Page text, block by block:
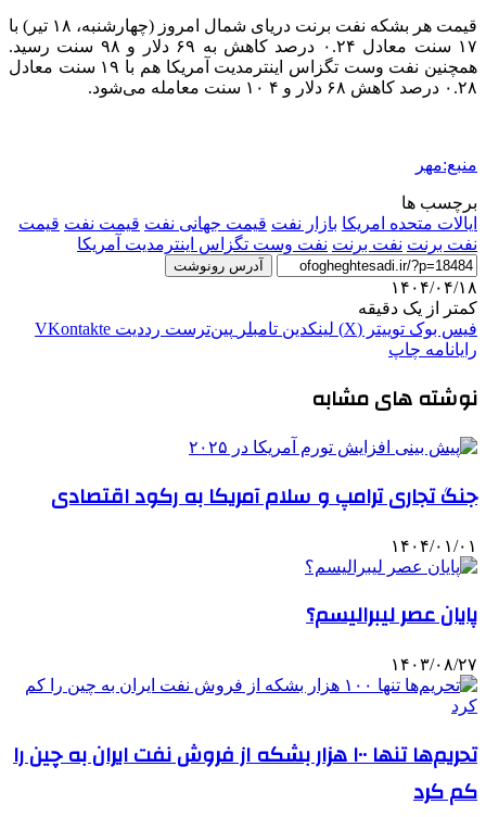
قیمت هر بشکه نفت برنت
دریای شمال امروز (چهارشنبه، ۱۸ تیر) با
۱۷ سنت معادل ۰.۲۴ درصد کاهش به ۶۹ دلار و ۹۸ سنت رسید.
همچنین نفت وست تگزاس اینترمدیت
آمریکا هم با ۱۹ سنت معادل
۰.۲۸ درصد کاهش ۶۸ دلار و ۴ ۱۰ سنت معامله می‌شود.
منبع:مهر
برچسب ها
ایالات متحده امریکا بازار نفت قیمت جهانی نفت قیمت نفت قیمت
نفت برنت نفت برنت نفت وست تگزاس اینترمدیت آمریکا
آدرس رونوشت
۱۴۰۴/۰۴/۱۸
کمتر از یک دقیقه
فیس بوک توییتر (X) لینکدین ‫تامبلر ‫پین‌ترست ‫رددیت ‫VKontakte
رایانامه چاپ
نوشته های مشابه
جنگ تجاری ترامپ و سلام آمریکا به رکود اقتصادی
۱۴۰۴/۰۱/۰۱
پایان عصر لیبرالیسم؟
۱۴۰۳/۰۸/۲۷
تحریم‌ها تنها ۱۰۰ هزار بشکه از فروش نفت ایران به چین را
کم کرد